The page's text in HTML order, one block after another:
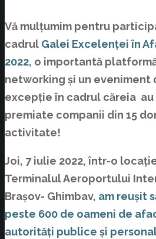
Vă mulțumim pentru
cadrul Galei Excelenței în
2022, o importantă
networking și un eveniment
excepție în cadrul căreia
premiate companii din 15
activitate!
Joi, 7 iulie 2022, într-o
Terminalul Aeroportului
Brașov- Ghimbav, am reușit
peste 600 de oameni de
autorități publice și